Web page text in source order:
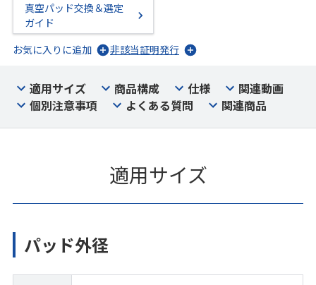
真空パッド交換＆選定
ガイド
お気に入りに追加
非該当証明発行
適用サイズ 商品構成 仕様
関連動画
個別注意事項
よくある質問 関連商品
適用サイズ
パッド外径